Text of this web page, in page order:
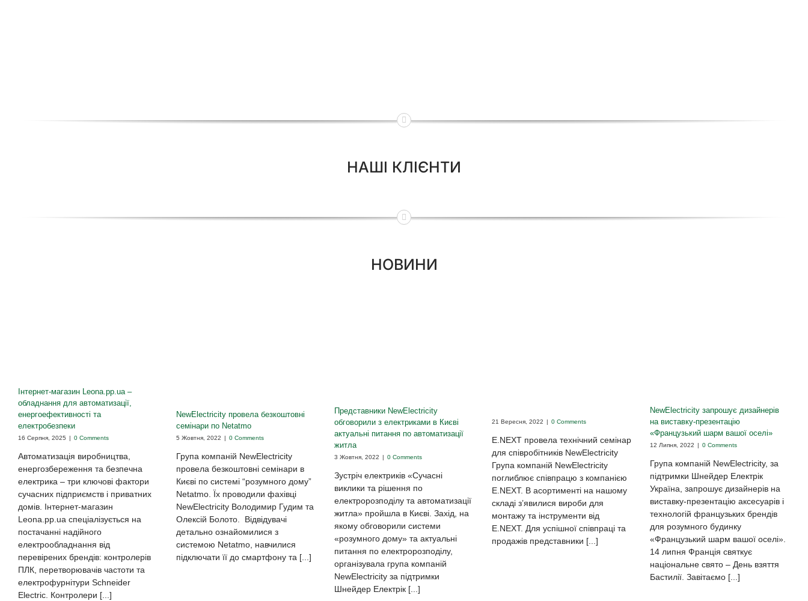
НАШІ КЛІЄНТИ
НОВИНИ
Інтернет-магазин Leona.pp.ua –
обладнання для автоматизації,
енергоефективності та
електробезпеки
16 Серпня, 2025 | 0 Comments
Автоматизація виробництва,
енергозбереження та безпечна
електрика – три ключові фактори
сучасних підприємств і приватних
домів. Інтернет-магазин
Leona.pp.ua спеціалізується на
постачанні надійного
електрообладнання від
перевірених брендів: контролерів
ПЛК, перетворювачів частоти та
електрофурнітури Schneider
Electric. Контролери [...]
NewElectricity провела безкоштовні
семінари по Netatmo
5 Жовтня, 2022 | 0 Comments
Група компаній NewElectricity
провела безкоштовні семінари в
Києві по системі “розумного дому”
Netatmo. Їх проводили фахівці
NewElectricity Володимир Гудим та
Олексій Болото. Відвідувачі
детально ознайомилися з
системою Netatmo, навчилися
підключати її до смартфону та [...]
Представники NewElectricity
обговорили з електриками в Києві
актуальні питання по автоматизації
житла
3 Жовтня, 2022 | 0 Comments
Зустріч електриків «Сучасні
виклики та рішення по
електророзподілу та автоматизації
житла» пройшла в Києві. Захід, на
якому обговорили системи
«розумного дому» та актуальні
питання по електророзподілу,
організувала група компаній
NewElectricity за підтримки
Шнейдер Електрік [...]
21 Вересня, 2022 0 Comments
E.NEXT провела технічний семінар
для співробітників NewElectricity
Група компаній NewElectricity
поглиблює співпрацю з компанією
E.NEXT. В асортименті на нашому
складі з’явилися вироби для
монтажу та інструменти від
E.NEXT. Для успішної співпраці та
продажів представники [...]
NewElectricity запрошує дизайнерів
на виставку-презентацію
«Французький шарм вашої оселі»
12 Липня, 2022 | 0 Comments
Група компаній NewElectricity, за
підтримки Шнейдер Електрік
Україна, запрошує дизайнерів на
виставку-презентацію аксесуарів і
технологій французьких брендів
для розумного будинку
«Французький шарм вашої оселі».
14 липня Франція святкує
національне свято – День взяття
Бастилії. Завітаємо [...]